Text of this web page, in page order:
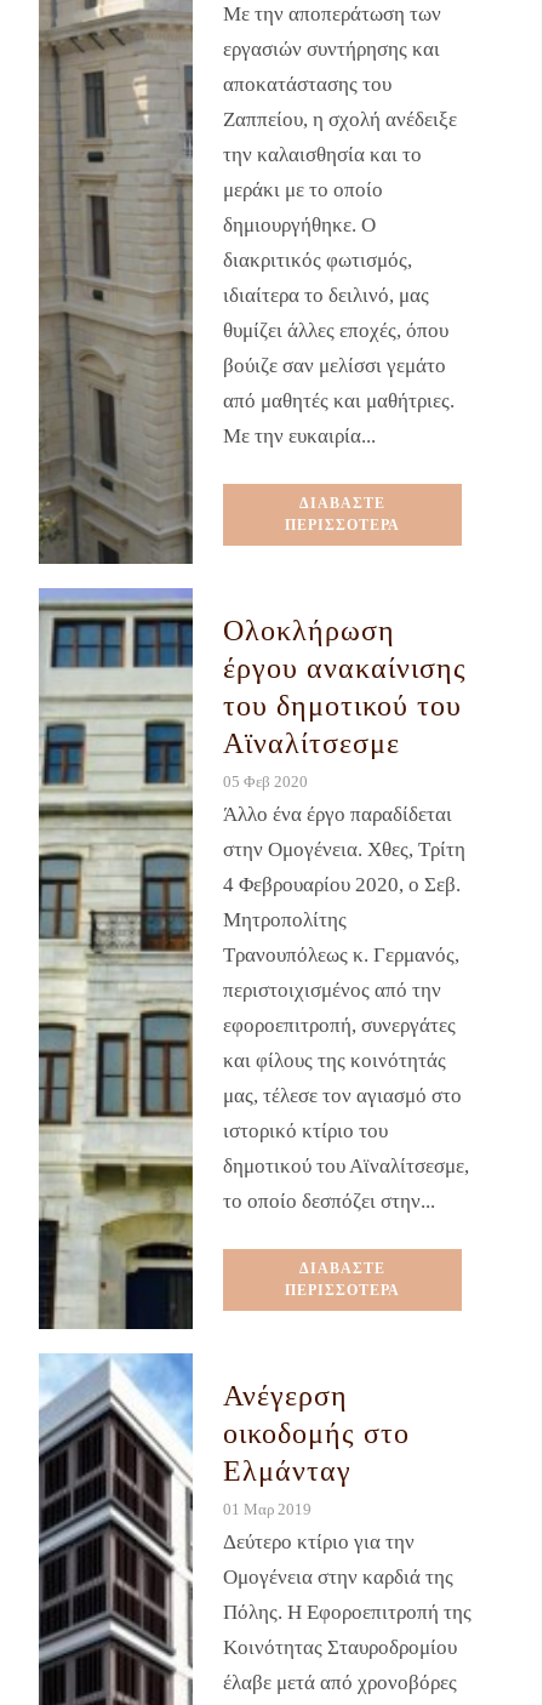
Με την αποπεράτωση των
εργασιών συντήρησης και
αποκατάστασης του
Ζαππείου, η σχολή ανέδειξε
την καλαισθησία και το
μεράκι με το οποίο
δημιουργήθηκε. Ο
διακριτικός φωτισμός,
ιδιαίτερα το δειλινό, μας
θυμίζει άλλες εποχές, όπου
βούιζε σαν μελίσσι γεμάτο
από μαθητές και μαθήτριες.
Με την ευκαιρία...
ΔΙΑΒΑΣΤΕ
ΠΕΡΙΣΣΟΤΕΡΑ
Ολοκλήρωση
έργου ανακαίνισης
του δημοτικού του
Αϊναλίτσεσμε
05 Φεβ 2020
Άλλο ένα έργο παραδίδεται
στην Ομογένεια. Χθες, Τρίτη
4 Φεβρουαρίου 2020, ο Σεβ.
Μητροπολίτης
Τρανουπόλεως κ. Γερμανός,
περιστοιχισμένος από την
εφοροεπιτροπή, συνεργάτες
και φίλους της κοινότητάς
μας, τέλεσε τον αγιασμό στο
ιστορικό κτίριο του
δημοτικού του Αϊναλίτσεσμε,
το οποίο δεσπόζει στην...
ΔΙΑΒΑΣΤΕ
ΠΕΡΙΣΣΟΤΕΡΑ
Ανέγερση
οικοδομής στο
Ελμάνταγ
01 Μαρ 2019
Δεύτερο κτίριο για την
Ομογένεια στην καρδιά της
Πόλης. Η Εφοροεπιτροπή της
Κοινότητας Σταυροδρομίου
έλαβε μετά από χρονοβόρες